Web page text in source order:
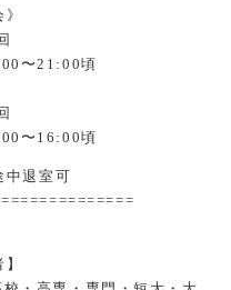
〜21:00頃
〜16:00頃
退室可